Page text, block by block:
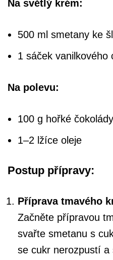
Na světlý krém:
500 ml smetany ke
1 sáček vanilkového
Na polevu:
100 g hořké čokolády
1–2 lžíce oleje
Postup přípravy:
Příprava tmavého
Začněte přípravou
svařte smetanu s
se cukr nerozpustí a